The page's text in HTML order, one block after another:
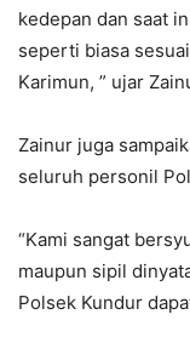
kedepan dan saat
seperti biasa
Karimun, ” ujar
Zainur juga
seluruh personil
“Kami sangat
maupun sipil
Polsek Kundur